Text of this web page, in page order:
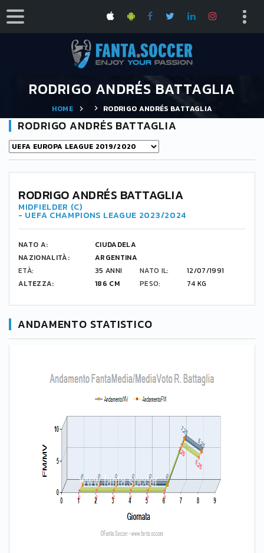
RODRIGO ANDRÉS BATTAGLIA
HOME RODRIGO ANDRÉS BATTAGLIA
RODRIGO ANDRÉS BATTAGLIA
RODRIGO ANDRÉS BATTAGLIA
MIDFIELDER (C)
- UEFA CHAMPIONS LEAGUE 2023/2024
NATO A:
CIUDADELA
NAZIONALITÀ:
ARGENTINA
ETÀ:
35 ANNI NATO IL:
12/07/1991
ALTEZZA:
186 CM PESO: 74 KG
ANDAMENTO STATISTICO